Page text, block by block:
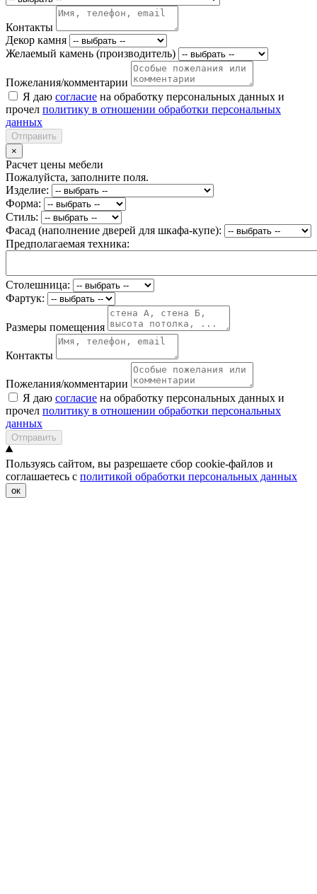
Контакты
Декор камня
Желаемый камень (производитель)
Пожелания/комментарии
Я даю согласие на обработку персональных данных и
прочел политику в отношении обработки персональных
данных
Отправить
×
Расчет цены мебели
Пожалуйста, заполните поля.
Изделие:
Форма:
Стиль:
Фасад (наполнение дверей для шкафа-купе):
Предполагаемая техника:
Столешница:
Фартук:
Размеры помещения
Контакты
Пожелания/комментарии
Я даю согласие на обработку персональных данных и
прочел политику в отношении обработки персональных
данных
Отправить
Пользуясь сайтом, вы разрешаете сбор cookie-файлов и
соглашаетесь с политикой обработки персональных данных
ок